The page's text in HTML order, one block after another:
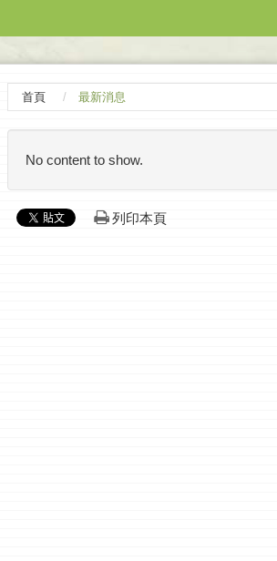
首頁 最新消息
No content to show.
列印本頁